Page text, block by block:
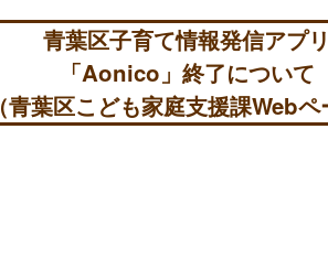
青葉区子育て情報発信アプ
「Aonico」終了について
（青葉区こども家庭支援課Web